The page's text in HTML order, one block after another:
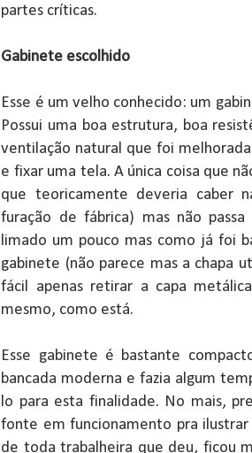
partes críticas.
Gabinete escolhido
Esse é um velho conhecido: um
Possui uma boa estrutura, boa
ventilação natural que foi
e fixar uma tela. A única coisa que
que teoricamente deveria caber
furação de fábrica) mas não
limado um pouco mas como já foi
gabinete (não parece mas a chapa
fácil apenas retirar a capa
mesmo, como está.
Esse gabinete é bastante
bancada moderna e fazia algum
lo para esta finalidade. No mais,
fonte em funcionamento pra
de toda trabalheira que deu, ficou